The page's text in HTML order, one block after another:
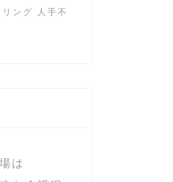
ング
人手不
は